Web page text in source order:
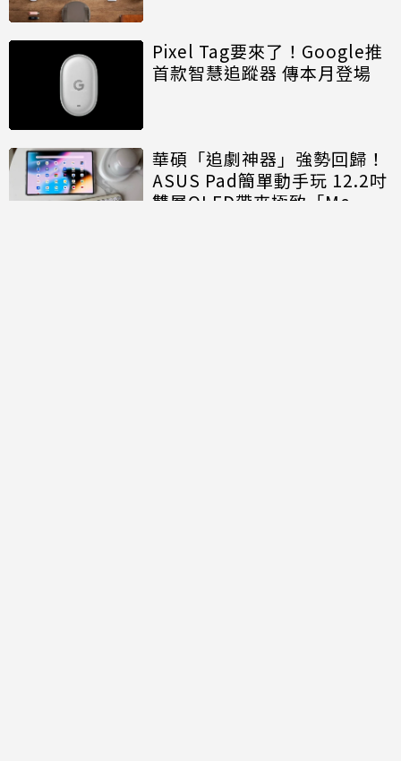
Pixel Tag要來了！Google推
首款智慧追蹤器 傳本月登場
華碩「追劇神器」強勢回歸！
ASUS Pad簡單動手玩 12.2吋
雙層OLED帶來極致「Me